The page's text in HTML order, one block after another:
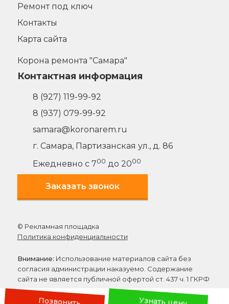
Ремонт под ключ
Контакты
Карта сайта
Корона ремонта "Самара"
Контактная информация
8 (927) 119-99-92
8 (937) 079-99-92
samara@koronarem.ru
г. Самара, Партизанская ул., д. 86
Ежедневно с 700 до 2000
Заказать звонок
© Рекламная площадка
Политика конфиденциальности
Внимание: Использование материалов сайта без
согласия администрации наказуемо. Содержание
сайта не является публичной офертой ст. 437 ч. 1 ГКРФ
Написать директору